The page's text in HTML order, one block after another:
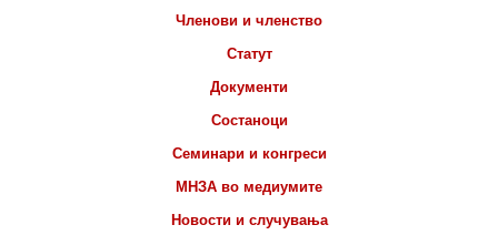
Членови и членство
Статут
Документи
Состаноци
Семинари и конгреси
МНЗА во медиумите
Новости и случувања